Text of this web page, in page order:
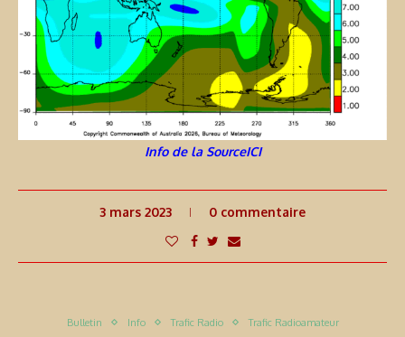
Info de la SourceICI
3 mars 2023 0 commentaire
Bulletin Info Trafic Radio Trafic Radioamateur